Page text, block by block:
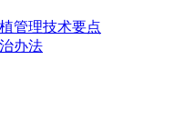
管理技术要点
办法